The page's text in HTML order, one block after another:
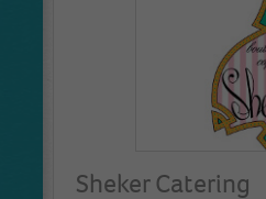
Sheker Catering